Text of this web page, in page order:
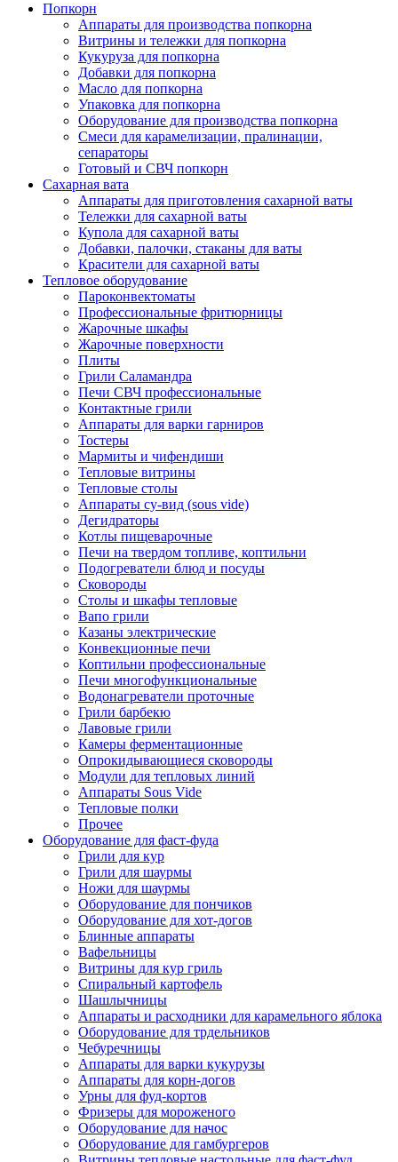
Попкорн
Аппараты для производства попкорна
Витрины и тележки для попкорна
Кукуруза для попкорна
Добавки для попкорна
Масло для попкорна
Упаковка для попкорна
Оборудование для производства попкорна
Смеси для карамелизации, пралинации,
сепараторы
Готовый и СВЧ попкорн
Сахарная вата
Аппараты для приготовления сахарной ваты
Тележки для сахарной ваты
Купола для сахарной ваты
Добавки, палочки, стаканы для ваты
Красители для сахарной ваты
Тепловое оборудование
Пароконвектоматы
Профессиональные фритюрницы
Жарочные шкафы
Жарочные поверхности
Плиты
Грили Саламандра
Печи СВЧ профессиональные
Контактные грили
Аппараты для варки гарниров
Тостеры
Мармиты и чифендиши
Тепловые витрины
Тепловые столы
Аппараты су-вид (sous vide)
Дегидраторы
Котлы пищеварочные
Печи на твердом топливе, коптильни
Подогреватели блюд и посуды
Сковороды
Столы и шкафы тепловые
Вапо грили
Казаны электрические
Конвекционные печи
Коптильни профессиональные
Печи многофункциональные
Водонагреватели проточные
Грили барбекю
Лавовые грили
Камеры ферментационные
Опрокидывающиеся сковороды
Модули для тепловых линий
Аппараты Sous Vide
Тепловые полки
Прочее
Оборудование для фаст-фуда
Грили для кур
Грили для шаурмы
Ножи для шаурмы
Оборудование для пончиков
Оборудование для хот-догов
Блинные аппараты
Вафельницы
Витрины для кур гриль
Спиральный картофель
Шашлычницы
Аппараты и расходники для карамельного яблока
Оборудование для трдельников
Чебуречницы
Аппараты для варки кукурузы
Аппараты для корн-догов
Урны для фуд-кортов
Фризеры для мороженого
Оборудование для начос
Оборудование для гамбургеров